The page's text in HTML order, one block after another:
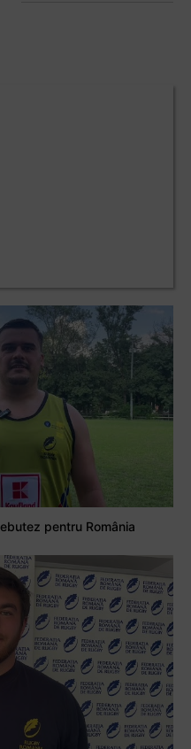
pentru România